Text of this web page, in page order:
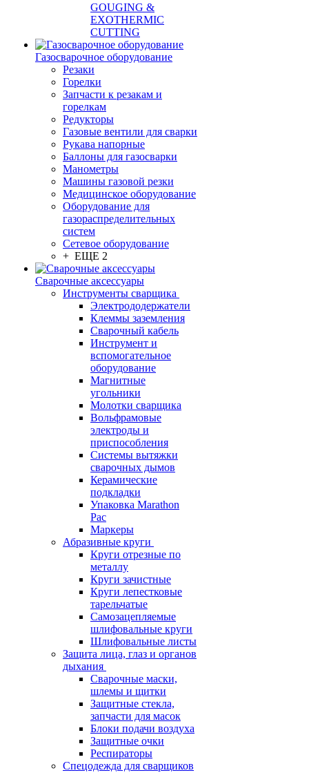
GOUGING &
EXOTHERMIC
CUTTING
Газосварочное оборудование
Резаки
Горелки
Запчасти к резакам и
горелкам
Редукторы
Газовые вентили для сварки
Рукава напорные
Баллоны для газосварки
Манометры
Машины газовой резки
Медицинское оборудование
Оборудование для
газораспределительных
систем
Сетевое оборудование
+ ЕЩЕ 2
Сварочные аксессуары
Инструменты сварщика
Электрододержатели
Клеммы заземления
Сварочный кабель
Инструмент и
вспомогательное
оборудование
Магнитные
угольники
Молотки сварщика
Вольфрамовые
электроды и
приспособления
Системы вытяжки
сварочных дымов
Керамические
подкладки
Упаковка Marathon
Pac
Маркеры
Абразивные круги
Круги отрезные по
металлу
Круги зачистные
Круги лепестковые
тарельчатые
Самозацепляемые
шлифовальные круги
Шлифовальные листы
Защита лица, глаз и органов
дыхания
Сварочные маски,
шлемы и щитки
Защитные стекла,
запчасти для масок
Блоки подачи воздуха
Защитные очки
Респираторы
Спецодежда для сварщиков